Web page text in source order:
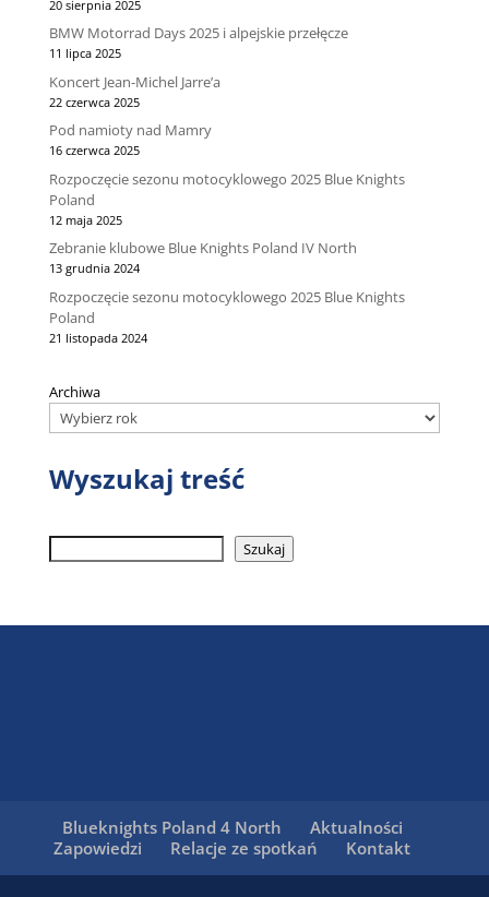
20 sierpnia 2025
BMW Motorrad Days 2025 i alpejskie przełęcze
11 lipca 2025
Koncert Jean-Michel Jarre’a
22 czerwca 2025
Pod namioty nad Mamry
16 czerwca 2025
Rozpoczęcie sezonu motocyklowego 2025 Blue Knights
Poland
12 maja 2025
Zebranie klubowe Blue Knights Poland IV North
13 grudnia 2024
Rozpoczęcie sezonu motocyklowego 2025 Blue Knights
Poland
21 listopada 2024
Archiwa
Wyszukaj treść
Szukaj Szukaj
Blueknights Poland 4 North
Aktualności
Zapowiedzi
Relacje ze spotkań Kontakt